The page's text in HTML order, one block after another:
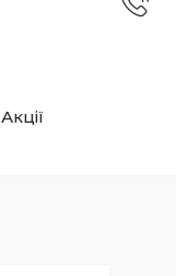
Акції